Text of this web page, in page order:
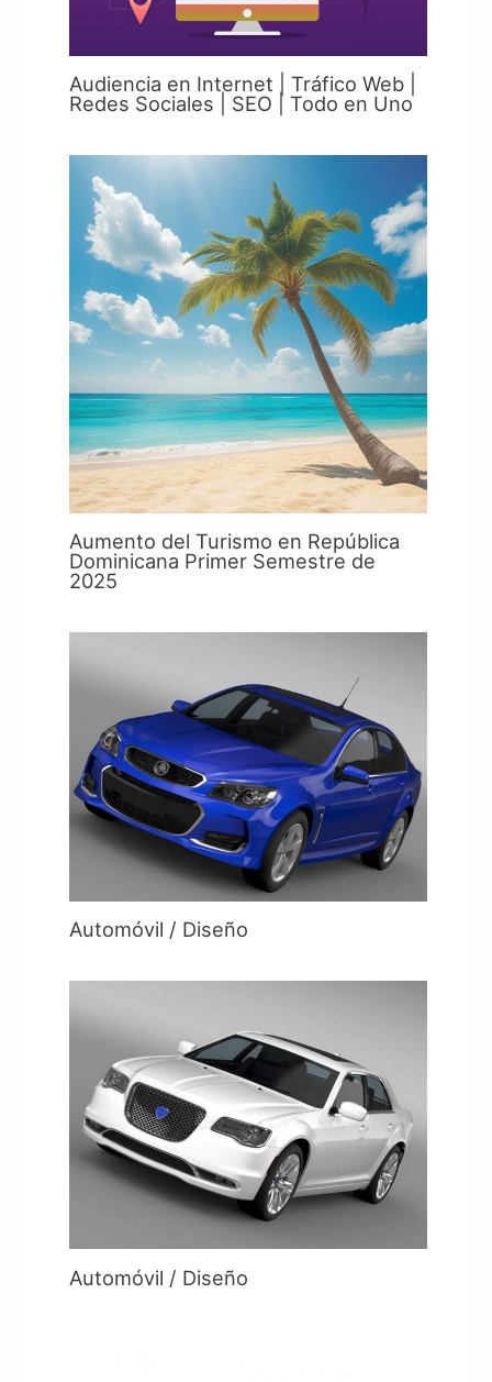
Audiencia en Internet | Tráfico Web |
Redes Sociales | SEO | Todo en Uno
Aumento del Turismo en República
Dominicana Primer Semestre de
2025
Automóvil / Diseño
Automóvil / Diseño